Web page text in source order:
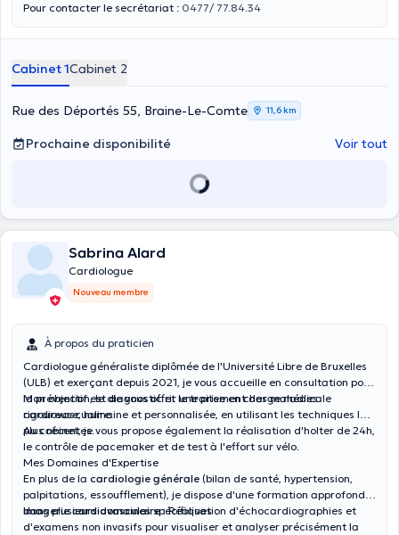
Pour contacter le secrétariat : 0477/ 77.84.34
Cabinet 1Cabinet 2
Rue des Déportés 55, Braine-Le-Comte 11,6 km
Prochaine disponibilité Voir tout
Sabrina Alard
Cardiologue
Nouveau membre
À propos du praticien
Cardiologue généraliste diplômée de l'Université Libre de Bruxelles
(ULB) et exerçant depuis 2021, je vous accueille en consultation pour
la prévention, le diagnostic et le traitement des maladies
cardiovascualire.
Mon objectif est de vous offrir une prise en charge médicale
rigoureuse, humaine et personnalisée, en utilisant les techniques les
plus récentes.
Au cabinet, je vous propose également la réalisation d'holter de 24h,
le contrôle de pacemaker et de test à l'effort sur vélo.
Mes Domaines d'Expertise
En plus de la cardiologie générale (bilan de santé, hypertension,
palpitations, essoufflement), je dispose d'une formation approfondie
dans plusieurs domaines spécifiques :
Imagerie cardiovasculaire :Réalisation d'échocardiographies et
d'examens non invasifs pour visualiser et analyser précisément la